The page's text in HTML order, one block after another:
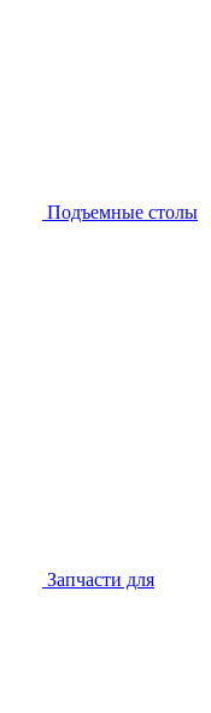
Подъемные столы
Запчасти для